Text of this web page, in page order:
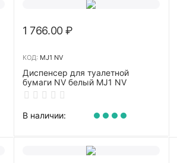
1 766.00₽
КОД: MJ1 NV
Диспенсер для туалетной
бумаги NV белый MJ1 NV
В наличии: